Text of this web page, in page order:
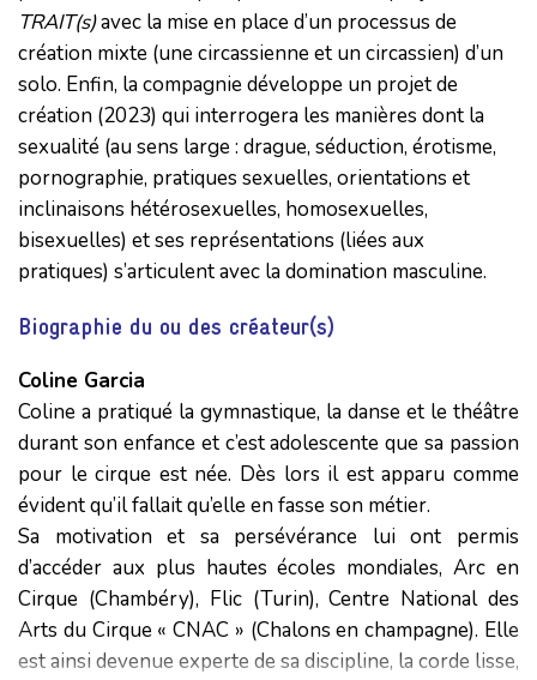
TRAIT(s)avec la mise en place d’un processus de
création mixte (une circassienne et un circassien) d’un
solo. Enfin, la compagnie développe un projet de
création (2023) qui interrogera les manières dont la
sexualité (au sens large : drague, séduction, érotisme,
pornographie, pratiques sexuelles, orientations et
inclinaisons hétérosexuelles, homosexuelles,
bisexuelles) et ses représentations (liées aux
pratiques) s’articulent avec la domination masculine.
Biographie du ou des créateur(s)
Coline Garcia
Coline a pratiqué la gymnastique, la danse et le théâtre
durant son enfance et c’est adolescente que sa passion
pour le cirque est née. Dès lors il est apparu comme
évident qu’il fallait qu’elle en fasse son métier.
Sa motivation et sa persévérance lui ont permis
d’accéder aux plus hautes écoles mondiales, Arc en
Cirque (Chambéry), Flic (Turin), Centre National des
Arts du Cirque « CNAC » (Chalons en champagne). Elle
est ainsi devenue experte de sa discipline, la corde lisse,